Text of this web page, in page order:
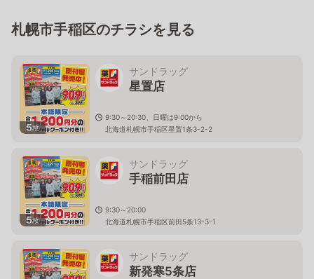
札幌市手稲区のチラシを見る
5枚
サンドラッグ
星置店
9:30～20:30、日曜は9:00から
北海道札幌市手稲区星置1条3-2-2
5枚
サンドラッグ
手稲前田店
9:30～20:00
北海道札幌市手稲区前田5条13-3-1
サンドラッグ
新発寒5条店